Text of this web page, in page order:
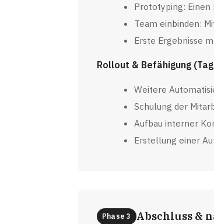
Prototyping:
Team einbinden:
Erste Ergebnisse
Rollout & Befähigung
Weitere
Schulung der
Aufbau interner
Erstellung einer
Phase 3 Abschluss &